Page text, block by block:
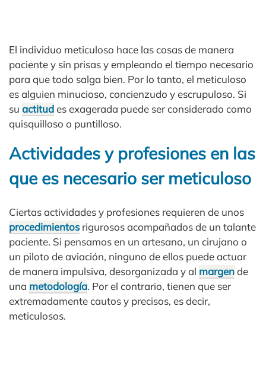
El individuo meticuloso hace las cosas de manera
paciente y sin prisas y empleando el tiempo necesario
para que todo salga bien. Por lo tanto, el meticuloso
es alguien minucioso, concienzudo y escrupuloso. Si
su actitudes exagerada puede ser considerado como
quisquilloso o puntilloso.
Actividades y profesiones en las
que es necesario ser meticuloso
Ciertas actividades y profesiones requieren de unos
procedimientosrigurosos acompañados de un talante
paciente. Si pensamos en un artesano, un cirujano o
un piloto de aviación, ninguno de ellos puede actuar
de manera impulsiva, desorganizada y al margende
una metodología. Por el contrario, tienen que ser
extremadamente cautos y precisos, es decir,
meticulosos.